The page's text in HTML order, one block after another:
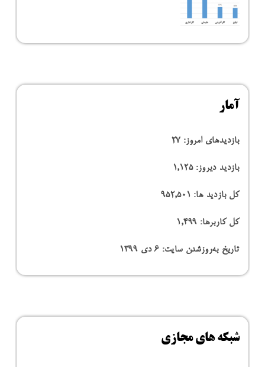
آمار
بازدیدهای امروز: 27
بازدید دیروز:1,125
کل بازدید ها: 952,501
کل کاربرها: 1,499
تاریخ به‌روزشدن سایت:۶ دی ۱۳۹۹
شبکه های مجازی